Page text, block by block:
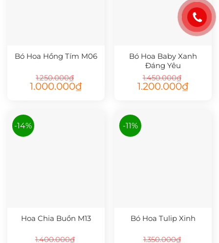
Bó Hoa Hồng Tím M06
1.250.000₫
Giá
gốc
1.000.000₫Giá
Bó Hoa Baby Xanh
Đáng Yêu
1.450.000₫
Giá
gốc
1.200.000₫Giá
-14%
Hoa Chia Buồn M13
1.400.000₫
-11%
Bó Hoa Tulip Xinh
1.350.000₫